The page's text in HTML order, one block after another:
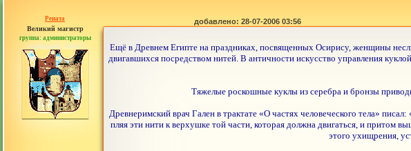
Рената
Великий магистр
группа: администраторы
сообщений: 30442
добавлено: 28-07-2006 03:56
Ещё в Древнем Египте на праздниках, посвященных Осирису, женщины
двигавшихся посредством нитей. В античности искусство управления
Тяжелые роскошные куклы из серебра и бронзы
Древнеримский врач Гален в трактате «О частях человеческого тела»
пляя эти нити к верхушке той части, которая должна двигаться, и притом
этого ухищрения,